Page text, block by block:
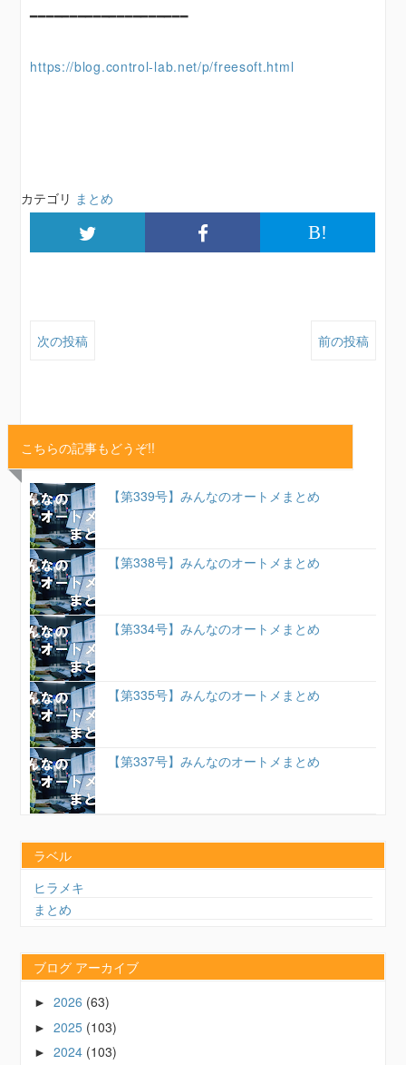
━━━━━━━━━━━━━━━━━━━━
https://blog.control-lab.net/p/freesoft.html
カテゴリ まとめ
B!
次の投稿 前の投稿
こちらの記事もどうぞ!!
【第339号】みんなのオートメまとめ
【第338号】みんなのオートメまとめ
【第334号】みんなのオートメまとめ
【第335号】みんなのオートメまとめ
【第337号】みんなのオートメまとめ
ラベル
ヒラメキ
まとめ
ブログ アーカイブ
►2026 (63)
►2025 (103)
►2024 (103)